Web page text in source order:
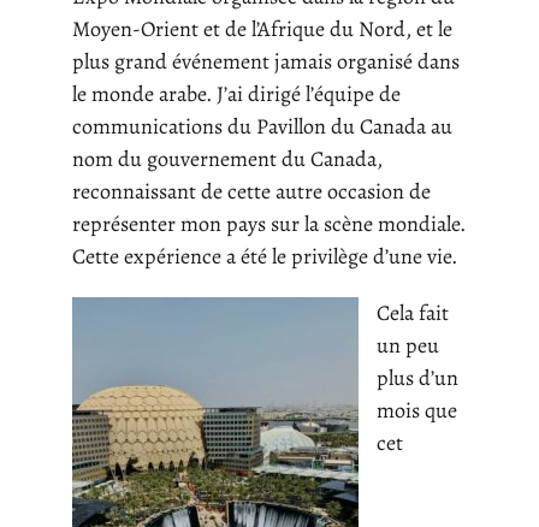
Moyen-Orient et de l’Afrique du Nord, et le
plus grand événement jamais organisé dans
le monde arabe. J’ai dirigé l’équipe de
communications du Pavillon du Canada au
nom du gouvernement du Canada,
reconnaissant de cette autre occasion de
représenter mon pays sur la scène mondiale.
Cette expérience a été le privilège d’une vie.
Cela fait
un peu
plus d’un
mois que
cet